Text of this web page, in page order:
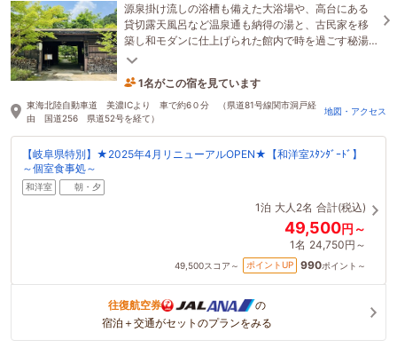
源泉掛け流しの浴槽も備えた大浴場や、高台にある
貸切露天風呂など温泉通も納得の湯と、古民家を移
築し和モダンに仕上げられた館内で時を過ごす秘湯
の宿。食事は夕食・朝食とも個室食事処にてご提
1名がこの宿を見ています
5時間前に予約されました
東海北陸自動車道 美濃ICより 車で約6０分 （県道81号線関市洞戸経
由 国道256 県道52号を経て）
地図・アクセス
【岐阜県特別】★2025年4月リニューアルOPEN★【和洋室ｽﾀﾝﾀﾞｰﾄﾞ】
～個室食事処～
和洋室 朝・夕
1泊 大人2名 合計(税込)
49,500円～
1名 24,750円～
49,500スコア～ ポイントUP 990ポイント～
往復航空券
の
宿泊＋交通がセットのプランをみる